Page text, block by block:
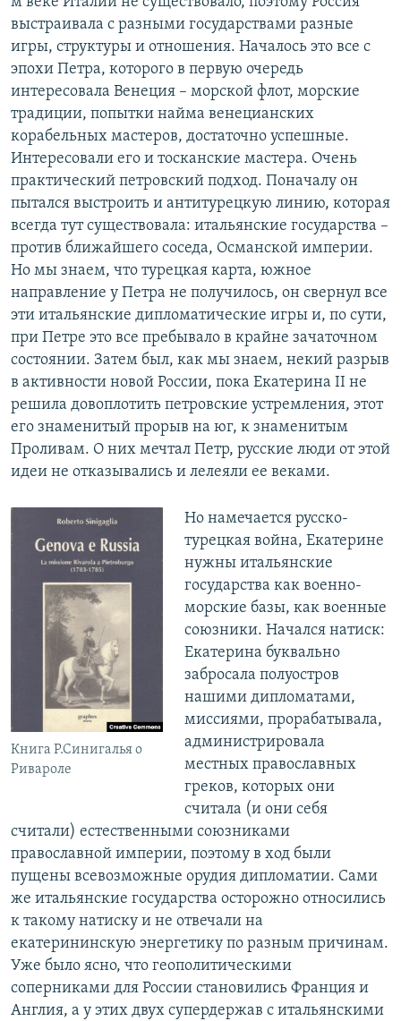
выстраивала с разными государствами разные
игры, структуры и отношения. Началось это все с
эпохи Петра, которого в первую очередь
интересовала Венеция – морской флот, морские
традиции, попытки найма венецианских
корабельных мастеров, достаточно успешные.
Интересовали его и тосканские мастера. Очень
практический петровский подход. Поначалу он
пытался выстроить и антитурецкую линию, которая
всегда тут существовала: итальянские государства –
против ближайшего соседа, Османской империи.
Но мы знаем, что турецкая карта, южное
направление у Петра не получилось, он свернул все
эти итальянские дипломатические игры и, по сути,
при Петре это все пребывало в крайне зачаточном
состоянии. Затем был, как мы знаем, некий разрыв
в активности новой России, пока Екатерина II не
решила довоплотить петровские устремления, этот
его знаменитый прорыв на юг, к знаменитым
Проливам. О них мечтал Петр, русские люди от этой
идеи не отказывались и лелеяли ее веками.
Книга Р.Синигалья о
Ривароле
Но намечается русско-
турецкая война, Екатерине
нужны итальянские
государства как военно-
морские базы, как военные
союзники. Начался натиск:
Екатерина буквально
забросала полуостров
нашими дипломатами,
миссиями, прорабатывала,
администрировала
местных православных
греков, которых они
считала (и они себя
считали) естественными союзниками
православной империи, поэтому в ход были
пущены всевозможные орудия дипломатии. Сами
же итальянские государства осторожно относились
к такому натиску и не отвечали на
екатерининскую энергетику по разным причинам.
Уже было ясно, что геополитическими
соперниками для России становились Франция и
Англия, а у этих двух супердержав с итальянскими